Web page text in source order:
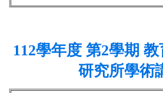
112學年度 第2學期
研究所學術